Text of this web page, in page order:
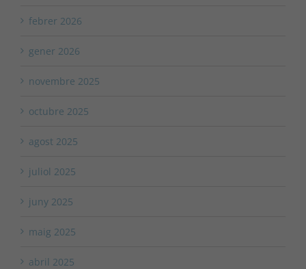
febrer 2026
gener 2026
novembre 2025
octubre 2025
agost 2025
juliol 2025
juny 2025
maig 2025
abril 2025